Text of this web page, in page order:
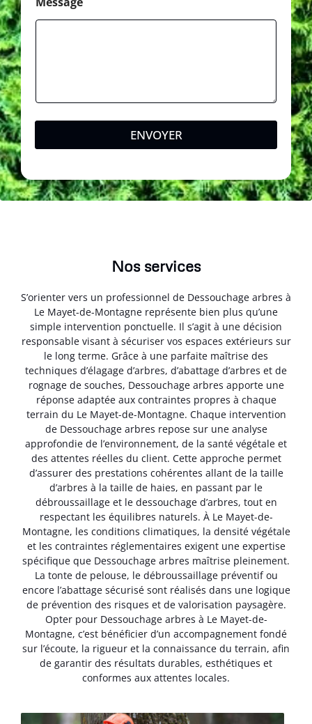
ENVOYER
Nos services
S’orienter vers un professionnel de Dessouchage arbres à
Le Mayet-de-Montagne représente bien plus qu’une
simple intervention ponctuelle. Il s’agit à une décision
responsable visant à sécuriser vos espaces extérieurs sur
le long terme. Grâce à une parfaite maîtrise des
techniques d’élagage d’arbres, d’abattage d’arbres et de
rognage de souches, Dessouchage arbres apporte une
réponse adaptée aux contraintes propres à chaque
terrain du Le Mayet-de-Montagne. Chaque intervention
de Dessouchage arbres repose sur une analyse
approfondie de l’environnement, de la santé végétale et
des attentes réelles du client. Cette approche permet
d’assurer des prestations cohérentes allant de la taille
d’arbres à la taille de haies, en passant par le
débroussaillage et le dessouchage d’arbres, tout en
respectant les équilibres naturels. À Le Mayet-de-
Montagne, les conditions climatiques, la densité végétale
et les contraintes réglementaires exigent une expertise
spécifique que Dessouchage arbres maîtrise pleinement.
La tonte de pelouse, le débroussaillage préventif ou
encore l’abattage sécurisé sont réalisés dans une logique
de prévention des risques et de valorisation paysagère.
Opter pour Dessouchage arbres à Le Mayet-de-
Montagne, c’est bénéficier d’un accompagnement fondé
sur l’écoute, la rigueur et la connaissance du terrain, afin
de garantir des résultats durables, esthétiques et
conformes aux attentes locales.